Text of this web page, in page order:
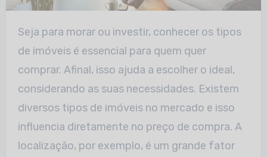
Seja para morar ou investir, conhecer os tipos
de imóveis é essencial para quem quer
comprar. Afinal, isso ajuda a escolher o ideal,
considerando as suas necessidades. Existem
diversos tipos de imóveis no mercado e isso
influencia diretamente no preço de compra. A
localização, por exemplo, é um grande fator